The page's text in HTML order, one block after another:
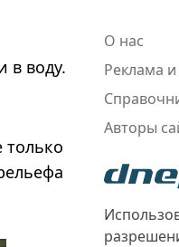
в воду.
О нас
Реклама
Авторы